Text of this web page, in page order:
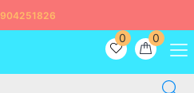
0
0